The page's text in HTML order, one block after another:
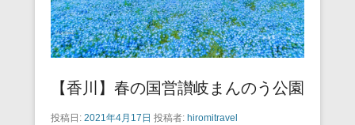
【香川】春の国営讃岐まんのう公園
投稿日: 2021年4月17日 投稿者: hiromitravel